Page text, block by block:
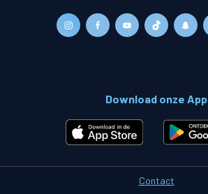
Download onze App
Contact